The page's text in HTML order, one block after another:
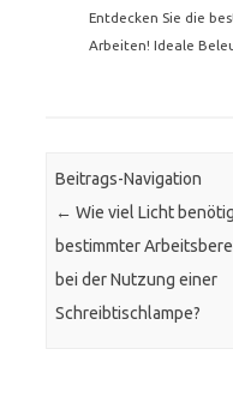
Entdecken Sie die
Arbeiten! Ideale
Beitrags-Navigation
← Wie viel Licht
bestimmter
bei der Nutzung einer
Schreibtischlampe?